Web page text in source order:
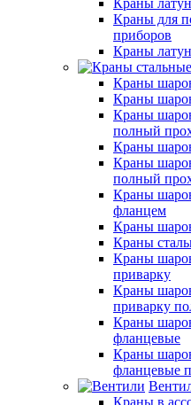
Краны для
приборов
Краны
Краны
Краны
Краны
полный
Краны
Краны
полный
Краны
фланцем
Краны
Краны
Краны
приварку
Краны
приварку
Краны
фланцевые
Краны
фланцевые
Краны в